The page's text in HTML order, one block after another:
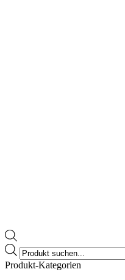
Products
search
Produkt-Kategorien